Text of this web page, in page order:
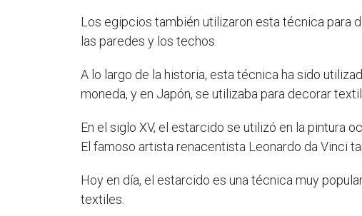
Los egipcios también utilizaron esta técnica para
las paredes y los techos.
A lo largo de la historia, esta técnica ha sido
moneda, y en Japón, se utilizaba para decorar
En el siglo XV, el estarcido se utilizó en la pintura
El famoso artista renacentista Leonardo da Vinci
Hoy en día, el estarcido es una técnica muy
textiles.